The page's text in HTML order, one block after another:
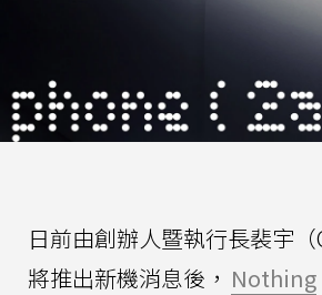
日前由創辦人暨執行長裴宇（
將推出新機消息後， Nothing